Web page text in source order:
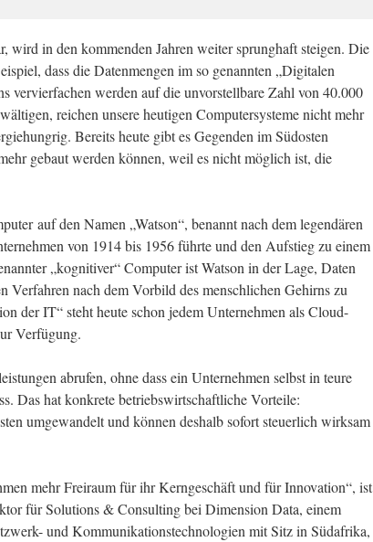
wird in den kommenden Jahren weiter sprunghaft steigen. Die
dass die Datenmengen im so genannten „Digitalen
vervierfachen werden auf die unvorstellbare Zahl von 40.000
reichen unsere heutigen Computersysteme nicht mehr
Bereits heute gibt es Gegenden im Südosten
gebaut werden können, weil es nicht möglich ist, die
auf den Namen „Watson“, benannt nach dem legendären
von 1914 bis 1956 führte und den Aufstieg zu einem
„kognitiver“ Computer ist Watson in der Lage, Daten
Verfahren nach dem Vorbild des menschlichen Gehirns zu
der IT“ steht heute schon jedem Unternehmen als Cloud-
Verfügung.
abrufen, ohne dass ein Unternehmen selbst in teure
Das hat konkrete betriebswirtschaftliche Vorteile:
umgewandelt und können deshalb sofort steuerlich wirksam
mehr Freiraum für ihr Kerngeschäft und für Innovation“, ist
für Solutions & Consulting bei Dimension Data, einem
und Kommunikationstechnologien mit Sitz in Südafrika,